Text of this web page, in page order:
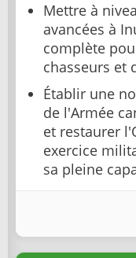
Mettre à
avancées à
complète
chasseurs et
Établir une
de l'Armée
et restaurer
exercice
sa pleine